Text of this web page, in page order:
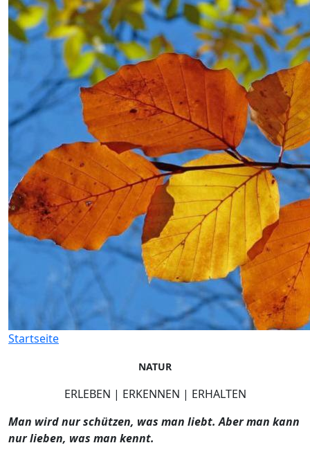
Startseite
NATUR
ERLEBEN | ERKENNEN | ERHALTEN
Man wird nur schützen, was man liebt. Aber man kann
nur lieben, was man kennt.